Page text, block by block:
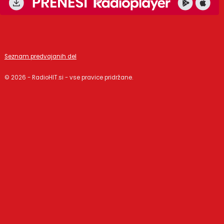
Seznam predvajanih del
© 2026 - RadioHIT.si - vse pravice pridržane.